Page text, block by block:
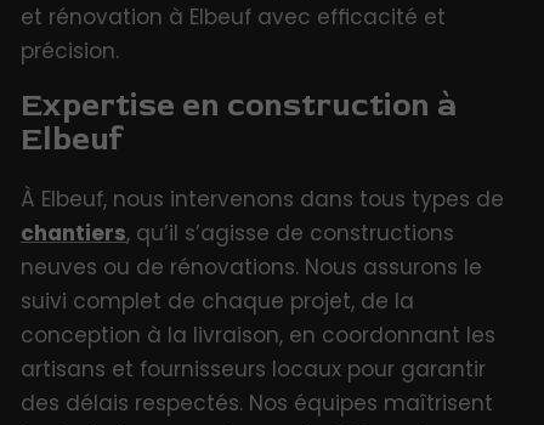
et rénovation à Elbeuf avec efficacité et
précision.
Expertise en construction à
Elbeuf
À Elbeuf, nous intervenons dans tous types de
chantiers, qu’il s’agisse de constructions
neuves ou de rénovations. Nous assurons le
suivi complet de chaque projet, de la
conception à la livraison, en coordonnant les
artisans et fournisseurs locaux pour garantir
des délais respectés. Nos équipes maîtrisent